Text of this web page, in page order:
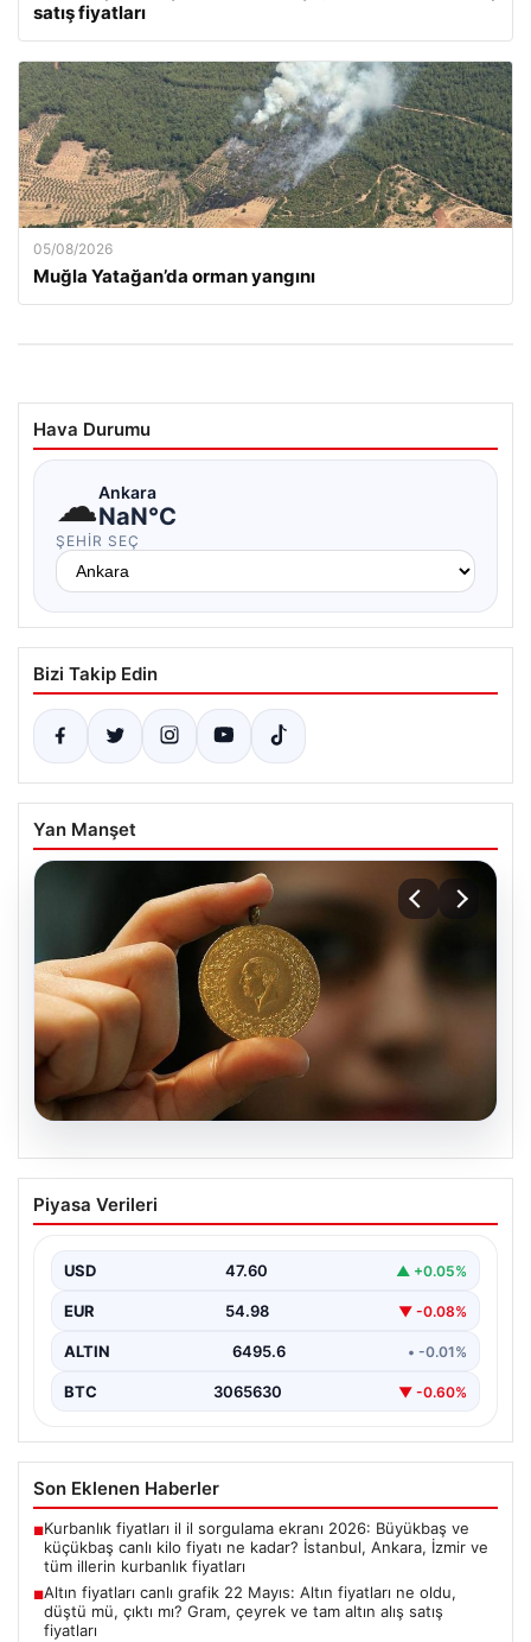
satış fiyatları
05/08/2026
Muğla Yatağan’da orman yangını
Hava Durumu
☁Ankara
NaN°C
ŞEHIR SEÇ
Bizi Takip Edin
Yan Manşet
05.08.2026
Altın fiyatları canlı grafik 22 Mayıs: Altın
fiyatları ne oldu, düştü mü, çıktı mı?
fiyatları
Piyasa Verileri
USD 47.60 ▲ +0.05%
EUR 54.98 ▼ -0.08%
ALTIN 6495.6 • -0.01%
BTC 3065630 ▼ -0.60%
Son Eklenen Haberler
■Kurbanlık fiyatları il il sorgulama ekranı 2026: Büyükbaş ve
küçükbaş canlı kilo fiyatı ne kadar? İstanbul, Ankara, İzmir ve
tüm illerin kurbanlık fiyatları
■Altın fiyatları canlı grafik 22 Mayıs: Altın fiyatları ne oldu,
düştü mü, çıktı mı? Gram, çeyrek ve tam altın alış satış
fiyatları